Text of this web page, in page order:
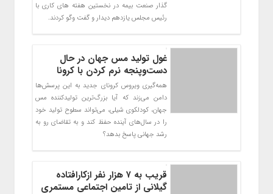
گذار صنعت بیمه در نخستین هفته های کاری با
رئیس مجلس یازدهم دیدار و گفت وگو کردند.
غول تولید مس جهان در حال
دست‌وپنجه نرم کردن با کرونا
همه‌گیری ویروس کرونای جدید به این پرسش‌ها
دامن می‌زند که آیا بزرگ‌ترین تولیدکننده مس
جهان، کودلکوی شیلی، می‌تواند سطوح تولید خود
را در سال‌های آینده حفظ کند و به تقاضای رو به
رشد جهانی پاسخ بدهد؟
قریب به ۷ هزار نفر ازکارافتاده
گیلانی از تامین اجتماعی مستمری